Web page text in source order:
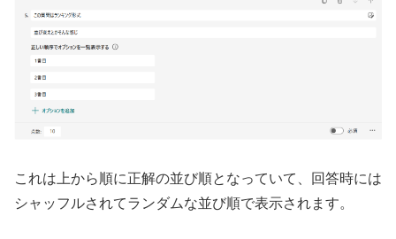
これは上から順に正解の並び順となっていて、回答時には
シャッフルされてランダムな並び順で表示されます。